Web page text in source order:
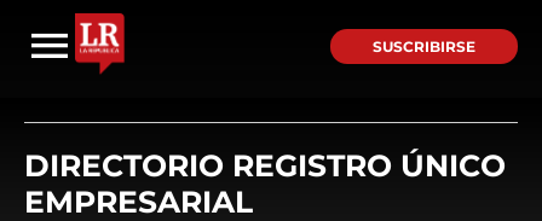
SUSCRIBIRSE
DIRECTORIO REGISTRO ÚNICO
EMPRESARIAL